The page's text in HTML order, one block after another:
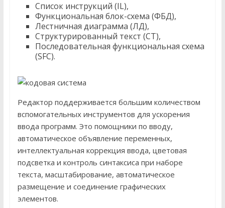
Список инструкций (IL),
Функциональная блок-схема (ФБД),
Лестничная диаграмма (ЛД),
Структурированный текст (СТ),
Последовательная функциональная схема
(SFC).
Редактор поддерживается большим количеством
вспомогательных инструментов для ускорения
ввода программ. Это помощники по вводу,
автоматическое объявление переменных,
интеллектуальная коррекция ввода, цветовая
подсветка и контроль синтаксиса при наборе
текста, масштабирование, автоматическое
размещение и соединение графических
элементов.